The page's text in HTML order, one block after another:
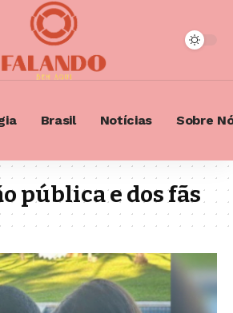
Brasil Notícias Sobre
pública e dos fãs